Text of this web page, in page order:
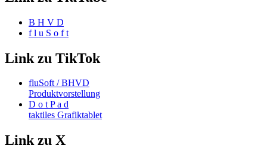
B H V D
f l u S o f t
Link zu TikTok
fluSoft / BHVD
Produktvorstellung
D o t P a d
taktiles Grafiktablet
Link zu X